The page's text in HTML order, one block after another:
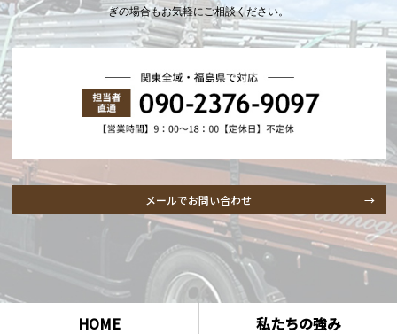
ぎの場合もお気軽にご相談ください。
メールでお問い合わせ
HOME 私たちの強み